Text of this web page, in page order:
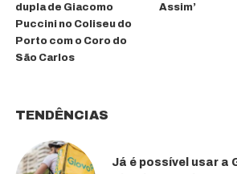
dupla de Giacomo
Puccini no Coliseu do
Porto com o Coro do
São Carlos
Assim’
TENDÊNCIAS
Já é possível usar a